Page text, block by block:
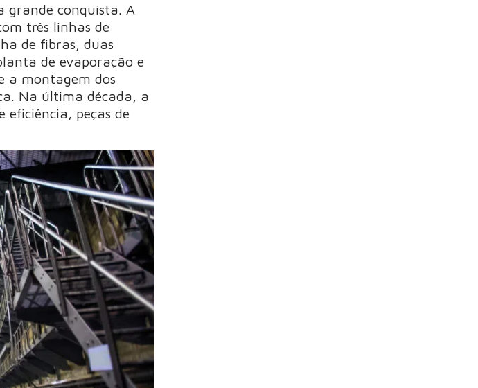
grande conquista. A
três linhas de
de fibras, duas
de evaporação e
a montagem dos
Na última década, a
eficiência, peças de